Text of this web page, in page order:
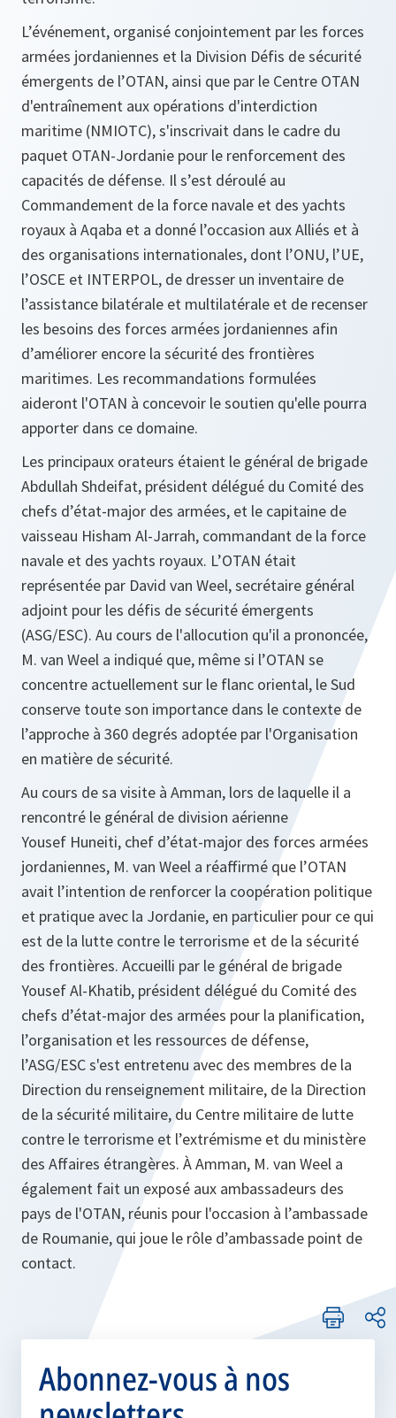
L’événement, organisé conjointement par les forces
armées jordaniennes et la Division Défis de sécurité
émergents de l’OTAN, ainsi que par le Centre OTAN
d'entraînement aux opérations d'interdiction
maritime (NMIOTC), s'inscrivait dans le cadre du
paquet OTAN-Jordanie pour le renforcement des
capacités de défense. Il s’est déroulé au
Commandement de la force navale et des yachts
royaux à Aqaba et a donné l’occasion aux Alliés et à
des organisations internationales, dont l’ONU, l’UE,
l’OSCE et INTERPOL, de dresser un inventaire de
l’assistance bilatérale et multilatérale et de recenser
les besoins des forces armées jordaniennes afin
d’améliorer encore la sécurité des frontières
maritimes. Les recommandations formulées
aideront l'OTAN à concevoir le soutien qu'elle pourra
apporter dans ce domaine.
Les principaux orateurs étaient le général de brigade
Abdullah Shdeifat, président délégué du Comité des
chefs d’état-major des armées, et le capitaine de
vaisseau Hisham Al-Jarrah, commandant de la force
navale et des yachts royaux. L’OTAN était
représentée par David van Weel, secrétaire général
adjoint pour les défis de sécurité émergents
(ASG/ESC). Au cours de l'allocution qu'il a prononcée,
M. van Weel a indiqué que, même si l’OTAN se
concentre actuellement sur le flanc oriental, le Sud
conserve toute son importance dans le contexte de
l’approche à 360 degrés adoptée par l'Organisation
en matière de sécurité.
Au cours de sa visite à Amman, lors de laquelle il a
rencontré le général de division aérienne
Yousef Huneiti, chef d’état-major des forces armées
jordaniennes, M. van Weel a réaffirmé que l’OTAN
avait l’intention de renforcer la coopération politique
et pratique avec la Jordanie, en particulier pour ce qui
est de la lutte contre le terrorisme et de la sécurité
des frontières. Accueilli par le général de brigade
Yousef Al-Khatib, président délégué du Comité des
chefs d’état-major des armées pour la planification,
l’organisation et les ressources de défense,
l’ASG/ESC s'est entretenu avec des membres de la
Direction du renseignement militaire, de la Direction
de la sécurité militaire, du Centre militaire de lutte
contre le terrorisme et l’extrémisme et du ministère
des Affaires étrangères. À Amman, M. van Weel a
également fait un exposé aux ambassadeurs des
pays de l'OTAN, réunis pour l'occasion à l’ambassade
de Roumanie, qui joue le rôle d’ambassade point de
contact.
Abonnez-vous à nos